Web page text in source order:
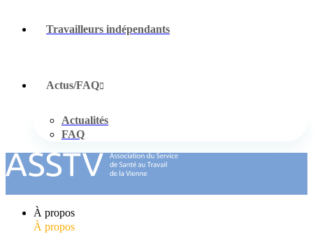
Travailleurs indépendants
Actus/FAQ
Actualités
FAQ
À propos
À propos